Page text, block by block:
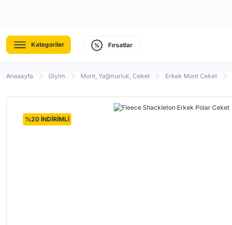
Kategoriler Fırsatlar
Anasayfa Giyim Mont, Yağmurluk, Ceket Erkek Mont Ceket
%20 İNDİRİMLİ